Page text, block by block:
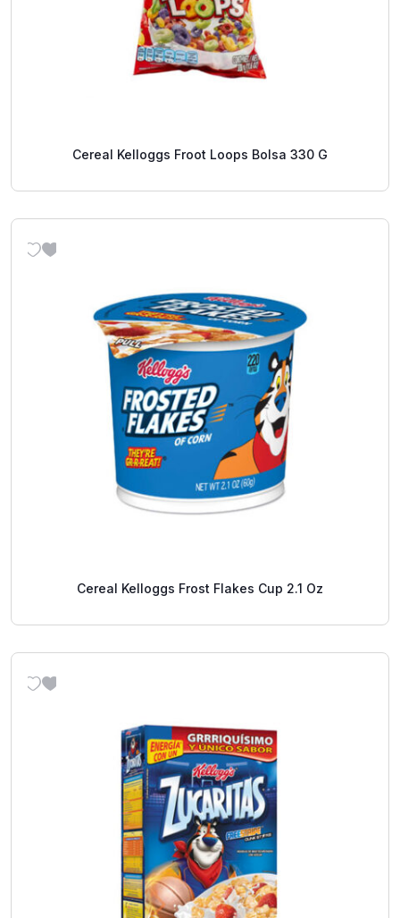
Cereal Kelloggs Froot Loops Bolsa 330 G
Cereal Kelloggs Frost Flakes Cup 2.1 Oz